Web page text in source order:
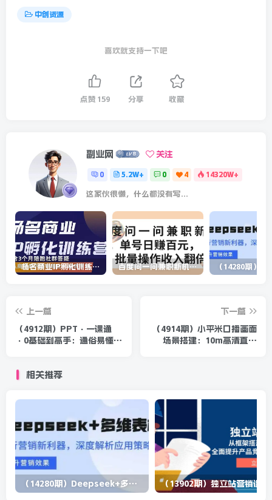
中创资源
喜欢就支持一下吧
点赞 159 分享 收藏
副业网 关注
0 5.2W+ 0 4 14320W+
这家伙很懒，什么都没有写...
杨名商业IP孵化训练营，从商业到内容到转化一站式学 价值5980元 百度问一问兼职新机遇，单号日赚百元，批量操作收入翻倍
上一篇
（4912期）PPT·一课通
·0基础到高手：通俗易懂
下一篇
（4914期）小平米口播画面
场景搭建：10m高清直播
相关推荐
（14280期）Deepseek+多维表格，银行营销新利器，深度解析应用策略，提升营销效果